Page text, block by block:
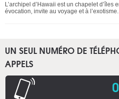
L’archipel d’Hawaii est un chapelet d’îles
évocation, invite au voyage et à l’exotisme.
UN SEUL NUMÉRO DE
APPELS